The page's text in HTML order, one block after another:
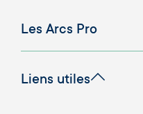
Les Arcs Pro
Liens utiles